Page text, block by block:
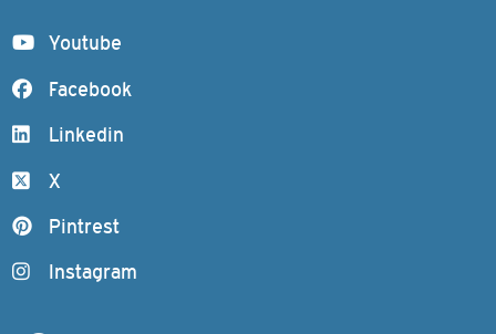
Youtube
Facebook
Linkedin
X
Pintrest
Instagram